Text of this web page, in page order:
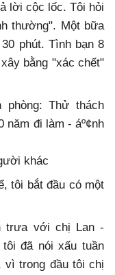
lời cộc lốc. Tôi hỏi
thường". Một bữa
phút. Tình bạn 8
bằng "xác chết"
Thử thách
năm đi làm - áº¢nh
khác
tôi bắt đầu có một
trưa với chị Lan -
đã nói xấu tuần
trong đầu tôi chị